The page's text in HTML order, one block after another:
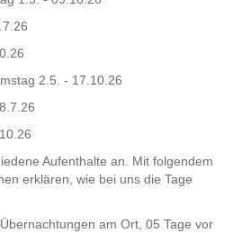
2.5. - 17.10.26
Aufenthalte an. Mit folgendem
erklären, wie bei uns die Tage
am Ort, 05 Tage vor